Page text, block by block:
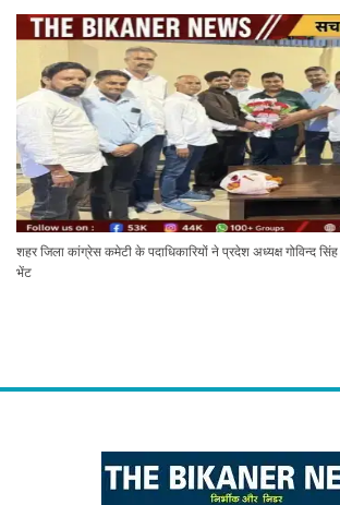
शहर जिला कांग्रेस कमेटी के पदाधिकारियों ने प्रदेश अध्यक्ष गोविन्द सिंह
भेंट